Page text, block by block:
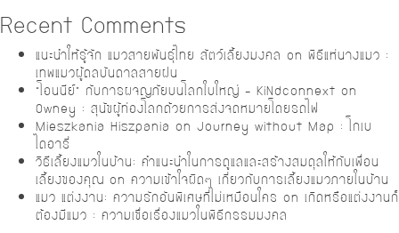
Recent Comments
แนะนำให้รู้จัก แมวสายพันธุ์ไทย สัตว์เลี้ยงมงคล on พิธีแห่นางแมว :
เทพแมวผู้ดลบันดาลสายฝน
“โอนนีย์” กับการผจญภัยบนโลกใบใหญ่ – KiNdconnext on
Owney : สุนัขผู้ท่องโลกด้วยการส่งจดหมายโดยรถไฟ
Mieszkania Hiszpania on Journey without Map : โกเบ
ไดอารี่
วิธีเลี้ยงแมวในบ้าน: คำแนะนำในการดูแลและสร้างสมดุลให้กับเพื่อน
เลี้ยงของคุณ on ความเข้าใจผิดๆ เกี่ยวกับการเลี้ยงแมวภายในบ้าน
แมว แต่งงาน: ความรักอันพิเศษที่ไม่เหมือนใคร on เกิดหรือแต่งงานก็
ต้องมีแมว : ความเชื่อเรื่องแมวในพิธีกรรมมงคล